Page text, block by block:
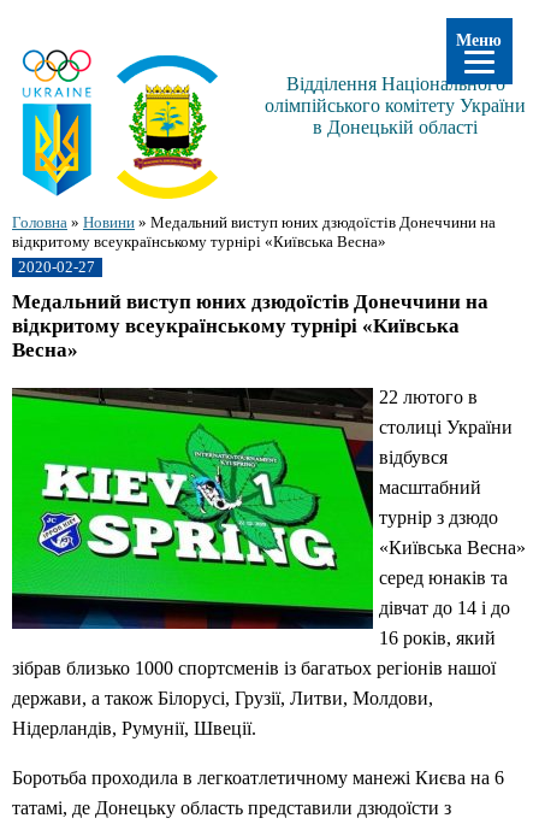
Відділення Національного
олімпійського комітету України
в Донецькій області
Головна » Новини » Медальний виступ юних дзюдоїстів Донеччини на
відкритому всеукраїнському турнірі «Київська Весна»
2020-02-27
Медальний виступ юних дзюдоїстів Донеччини на
відкритому всеукраїнському турнірі «Київська
Весна»
22 лютого в
столиці України
відбувся
масштабний
турнір з дзюдо
«Київська Весна»
серед юнаків та
дівчат до 14 і до
16 років, який
зібрав близько 1000 спортсменів із багатьох регіонів нашої
держави, а також Білорусі, Грузії, Литви, Молдови,
Нідерландів, Румунії, Швеції.
Боротьба проходила в легкоатлетичному манежі Києва на 6
татамі, де Донецьку область представили дзюдоїсти з
Меню